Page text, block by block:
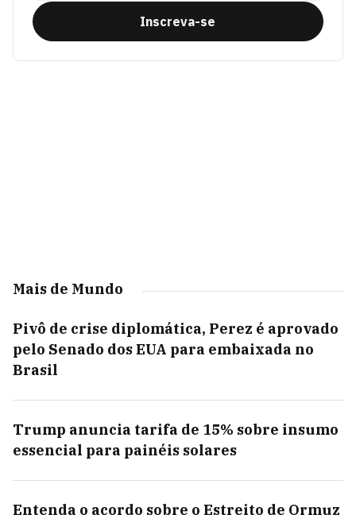
Inscreva-se
Mais de Mundo
Pivô de crise diplomática, Perez é aprovado
pelo Senado dos EUA para embaixada no
Brasil
Trump anuncia tarifa de 15% sobre insumo
essencial para painéis solares
Entenda o acordo sobre o Estreito de Ormuz